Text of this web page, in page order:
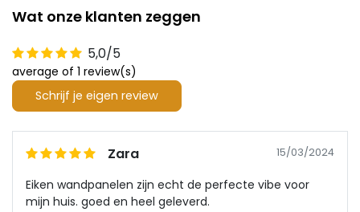
Wat onze klanten zeggen
5,0/5
average of 1 review(s)
Schrijf je eigen review
Zara 15/03/2024
Eiken wandpanelen zijn echt de perfecte vibe voor
mijn huis. goed en heel geleverd.